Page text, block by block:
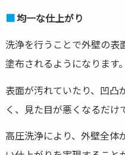
均一な仕上がり
洗浄を行うことで外壁の表
塗布されるようになります。
表面が汚れていたり、凹凸
く、見た目が悪くなるだけ
高圧洗浄により、外壁全体